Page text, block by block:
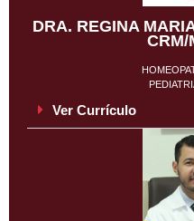
DRA. REGINA
CRM/
Ver Currículo